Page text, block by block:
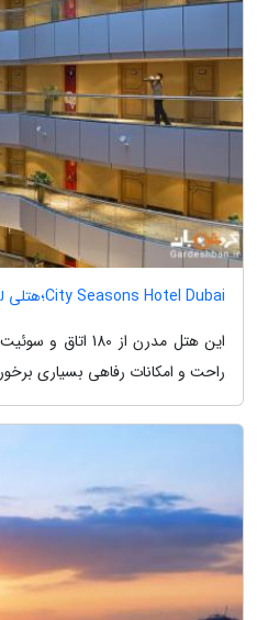
City Seasons Hotel Dubai؛هتلی لوکس با امکاناتی خاص در دبی
این هتل مدرن از
راحت و امکانات رفاهی بسیاری